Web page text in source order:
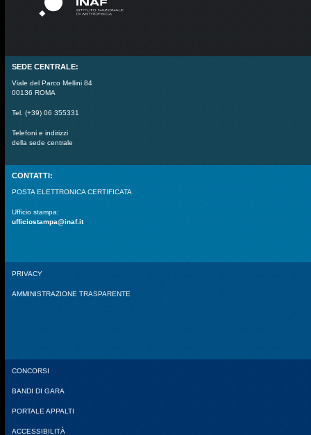
SEDE CENTRALE:
Viale del Parco Mellini 84
00136 ROMA
Tel. (+39) 06 355331
Telefoni e indirizzi
della sede centrale
CONTATTI:
POSTA ELETTRONICA CERTIFICATA
Ufficio stampa:
ufficiostampa@inaf.it
PRIVACY
AMMINISTRAZIONE TRASPARENTE
CONCORSI
BANDI DI GARA
PORTALE APPALTI
ACCESSIBILITÀ